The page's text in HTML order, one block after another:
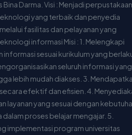
Bina Darma. Visi : Menjadi perpustakaan
yang terbaik dan penyedia
fasilitas dan pelayanan yang
informasi Misi : 1. Melengkapi
informasi sesuai kurikulum yang
seluruh informasi yang
lebih mudah diakses. 3.
efektif dan efisien. 4.
layanan yang sesuai dengan
proses belajar mengajar. 5.
implementasi program universitas